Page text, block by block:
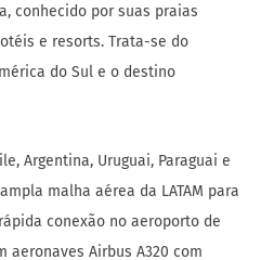
conhecido por suas praias
e resorts. Trata-se do
do Sul e o destino
Argentina, Uruguai, Paraguai e
malha aérea da LATAM para
conexão no aeroporto de
aeronaves Airbus A320 com